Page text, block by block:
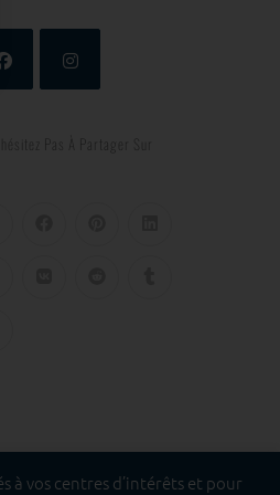
Pas À Partager Sur
à vos centres d’intérêts et pour